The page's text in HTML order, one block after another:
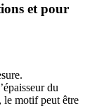
et pour
du
le motif peut être